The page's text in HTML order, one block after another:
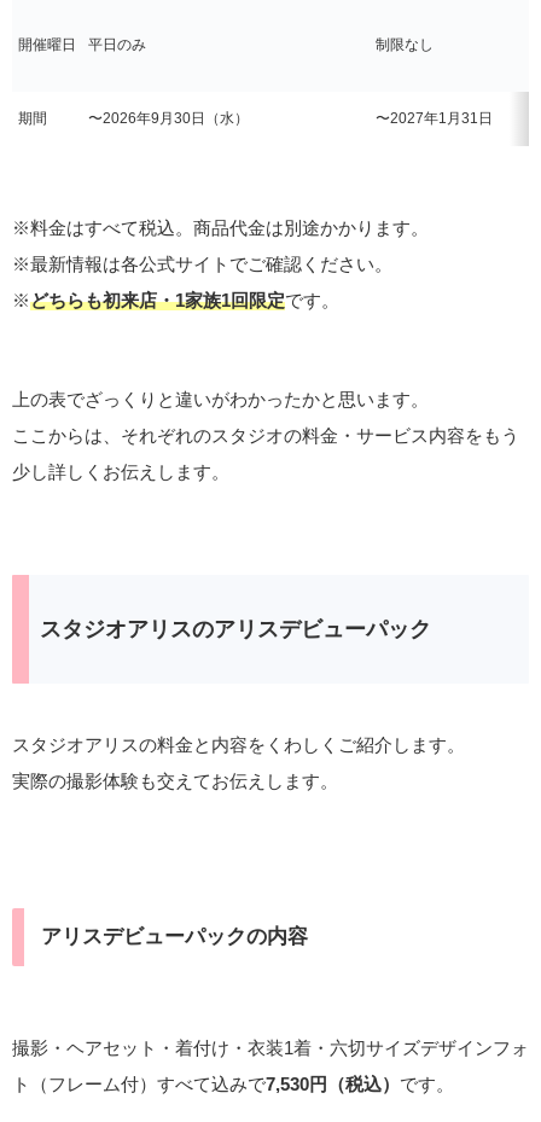
開催曜日 平日のみ 制限なし
期間 〜2026年9月30日（水） 〜2027年1月31日
※料金はすべて税込。商品代金は別途かかります。
※最新情報は各公式サイトでご確認ください。
※どちらも初来店・1家族1回限定です。
上の表でざっくりと違いがわかったかと思います。
ここからは、それぞれのスタジオの料金・サービス内容をもう
少し詳しくお伝えします。
スタジオアリスのアリスデビューパック
スタジオアリスの料金と内容をくわしくご紹介します。
実際の撮影体験も交えてお伝えします。
アリスデビューパックの内容
撮影・ヘアセット・着付け・衣装1着・六切サイズデザインフォ
ト（フレーム付）すべて込みで7,530円（税込） です。